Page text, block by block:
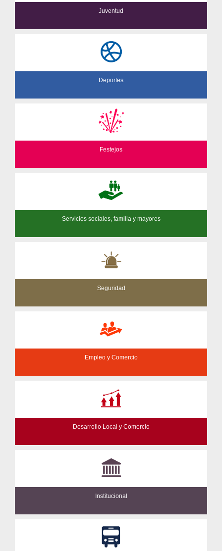
Juventud
Deportes
Festejos
Servicios sociales, familia y mayores
Seguridad
Empleo y Comercio
Desarrollo Local y Comercio
Institucional